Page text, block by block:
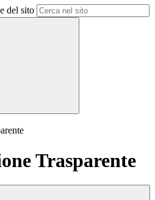
del sito
Trasparente